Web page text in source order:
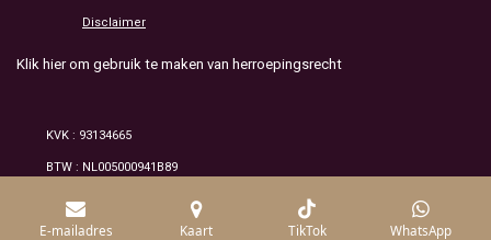
Disclaimer
Klik hier om gebruik te maken van herroepingsrecht
KVK : 93134665
BTW : NL005000941B89
© 2026 Alle rechten voorbehouden /mineraluxe
E-mailadres Kaart TikTok WhatsApp